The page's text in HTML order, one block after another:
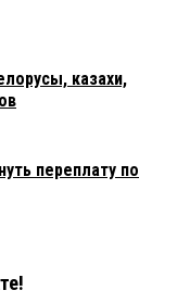
казахи,
переплату по